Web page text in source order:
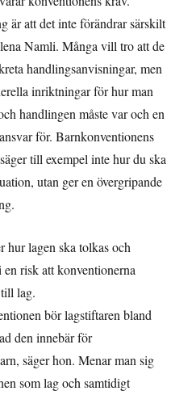
är att det inte förändrar särskilt
Namli. Många vill tro att de
handlingsanvisningar, men
inriktningar för hur man
handlingen måste var och en
för. Barnkonventionens
till exempel inte hur du ska
utan ger en övergripande
hur lagen ska tolkas och
risk att konventionerna
lag.
bör lagstiftaren bland
den innebär för
säger hon. Menar man sig
som lag och samtidigt